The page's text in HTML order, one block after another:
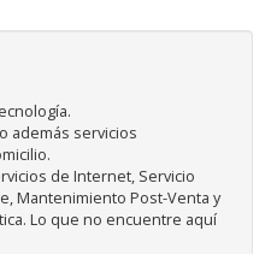
además servicios
de Internet, Servicio
Mantenimiento Post-Venta y
Lo que no encuentre aquí